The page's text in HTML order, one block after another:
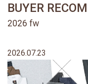
BUYER
2026 fw
2026.07.23